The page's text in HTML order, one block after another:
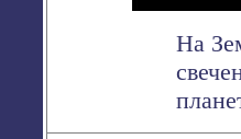
На